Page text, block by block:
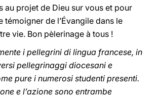
au projet de Dieu sur vous et pour
témoigner de l’Évangile dans le
vie. Bon pèlerinage à tous !
i pellegrini di lingua francese, in
pellegrinaggi diocesani e
pure i numerosi studenti presenti.
e l’azione sono entrambe